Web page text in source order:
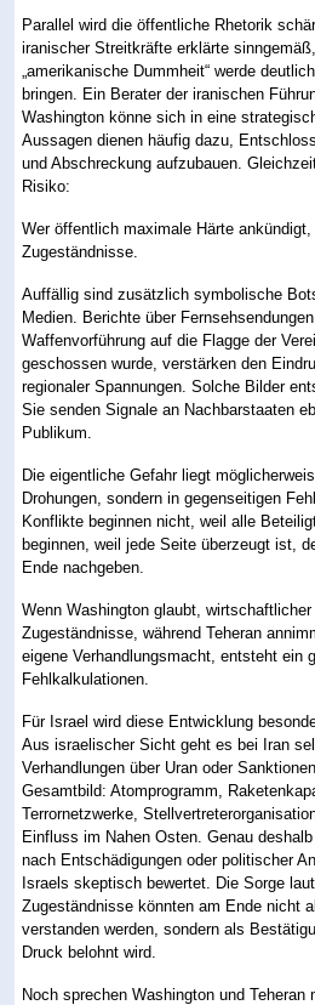
Parallel wird die öffentliche Rhetorik
iranischer Streitkräfte erklärte
„amerikanische Dummheit“ werde
bringen. Ein Berater der iranischen
Washington könne sich in eine
Aussagen dienen häufig dazu,
und Abschreckung aufzubauen.
Risiko:
Wer öffentlich maximale Härte
Zugeständnisse.
Auffällig sind zusätzlich symbolische
Medien. Berichte über
Waffenvorführung auf die Flagge der
geschossen wurde, verstärken den
regionaler Spannungen. Solche Bilder
Sie senden Signale an Nachbarstaaten
Publikum.
Die eigentliche Gefahr liegt
Drohungen, sondern in gegenseitigen
Konflikte beginnen nicht, weil alle
beginnen, weil jede Seite überzeugt ist,
Ende nachgeben.
Wenn Washington glaubt,
Zugeständnisse, während Teheran
eigene Verhandlungsmacht, entsteht ein
Fehlkalkulationen.
Für Israel wird diese Entwicklung
Aus israelischer Sicht geht es bei Iran
Verhandlungen über Uran oder
Gesamtbild: Atomprogramm,
Terrornetzwerke,
Einfluss im Nahen Osten. Genau
nach Entschädigungen oder politischer
Israels skeptisch bewertet. Die Sorge
Zugeständnisse könnten am Ende nicht
verstanden werden, sondern als
Druck belohnt wird.
Noch sprechen Washington und Teheran